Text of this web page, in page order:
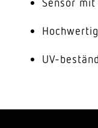
UV-